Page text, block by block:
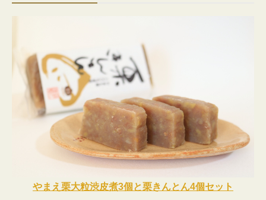
お買い物ガイド
会社概要
まるしぇ旅行倶楽部
お問合わせ
やまえ栗大粒渋皮煮3個と栗きんとん4個セット